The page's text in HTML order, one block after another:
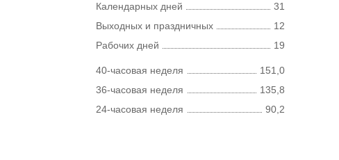
Календарных дней
31
Выходных и праздничных
12
Рабочих дней
19
40-часовая неделя
151,0
36-часовая неделя
135,8
24-часовая неделя
90,2